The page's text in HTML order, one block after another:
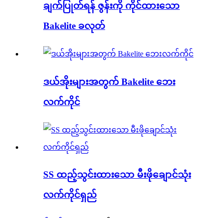
ချက်ပြုတ်ရန် ဇွန်းကို ကိုင်ထားသော
Bakelite ခလုတ်
ဒယ်အိုးများအတွက် Bakelite ဘေး
လက်ကိုင်
SS ထည့်သွင်းထားသော မီးဖိုချောင်သုံး
လက်ကိုင်ရှည်